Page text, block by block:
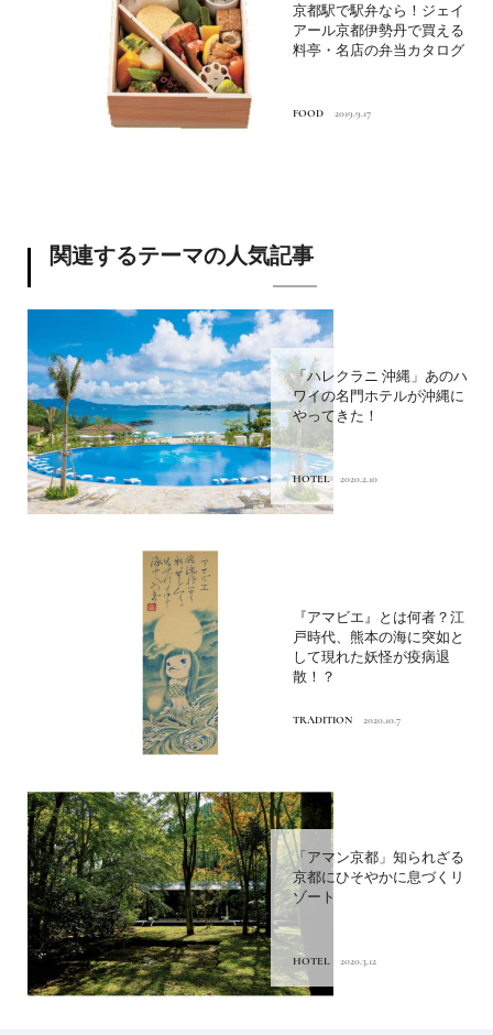
京都駅で駅弁なら！ジェイ
アール京都伊勢丹で買える
料亭・名店の弁当カタログ
FOOD 2019.9.17
関連するテーマの人気記事
「ハレクラニ 沖縄」あのハ
ワイの名門ホテルが沖縄に
やってきた！
HOTEL 2020.2.10
『アマビエ』とは何者？江
戸時代、熊本の海に突如と
して現れた妖怪が疫病退
散！？
TRADITION 2020.10.7
「アマン京都」知られざる
京都にひそやかに息づくリ
ゾート
HOTEL 2020.3.12